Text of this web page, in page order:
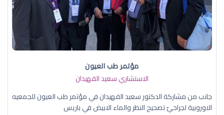
مؤتمر طب العيون
الاستشاري سعيد القهيدان
جانب من مشاركة الدكتور سعيد القهيدان في مؤتمر طب العيون للجمعيه
الاوروبية لجراحيّ تصحيح النظر والماء الابيض في باريس